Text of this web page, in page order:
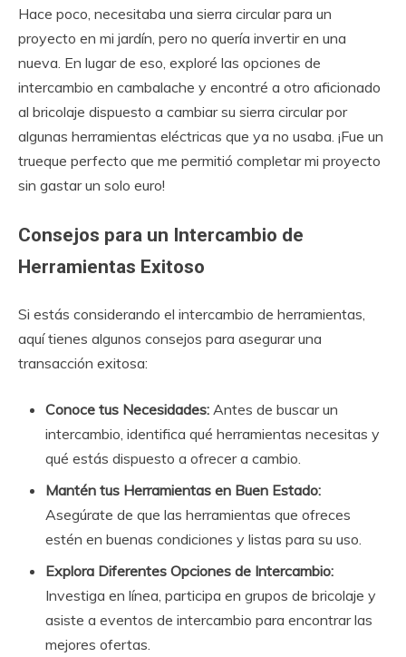
Hace poco, necesitaba una sierra circular para un
proyecto en mi jardín, pero no quería invertir en una
nueva. En lugar de eso, exploré las opciones de
intercambio en cambalache y encontré a otro aficionado
al bricolaje dispuesto a cambiar su sierra circular por
algunas herramientas eléctricas que ya no usaba. ¡Fue un
trueque perfecto que me permitió completar mi proyecto
sin gastar un solo euro!
Consejos para un Intercambio de
Herramientas Exitoso
Si estás considerando el intercambio de herramientas,
aquí tienes algunos consejos para asegurar una
transacción exitosa:
Conoce tus Necesidades: Antes de buscar un
intercambio, identifica qué herramientas necesitas y
qué estás dispuesto a ofrecer a cambio.
Mantén tus Herramientas en Buen Estado:
Asegúrate de que las herramientas que ofreces
estén en buenas condiciones y listas para su uso.
Explora Diferentes Opciones de Intercambio:
Investiga en línea, participa en grupos de bricolaje y
asiste a eventos de intercambio para encontrar las
mejores ofertas.